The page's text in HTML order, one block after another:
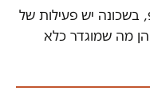
בשכונה יש פעילות של
מה שמוגדר כלא